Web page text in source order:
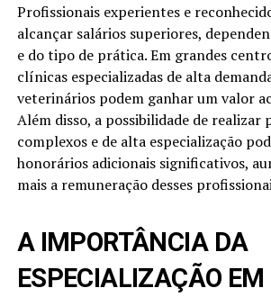
Profissionais experientes e
alcançar salários superiores,
e do tipo de prática. Em grandes
clínicas especializadas de alta
veterinários podem ganhar um valor
Além disso, a possibilidade de realizar
complexos e de alta especialização
honorários adicionais significativos,
mais a remuneração desses
A IMPORTÂNCIA DA
ESPECIALIZAÇÃO EM